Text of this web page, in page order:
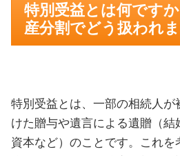
特別受益とは何です
産分割でどう扱われ
特別受益とは、一部の相続人が
けた贈与や遺言による遺贈（
資本など）のことです。これを